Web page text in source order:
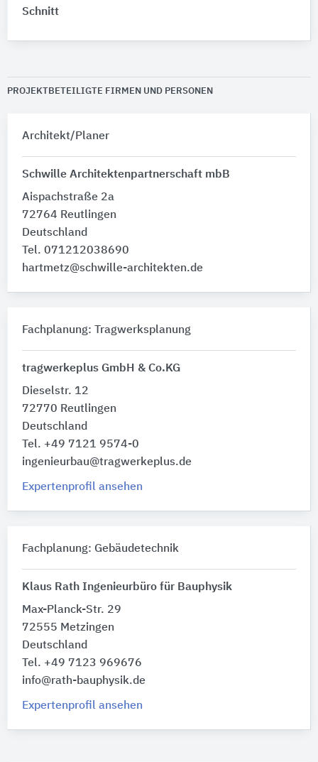
Schnitt
PROJEKTBETEILIGTE FIRMEN UND PERSONEN
Architekt/Planer
Schwille Architektenpartnerschaft mbB
Aispachstraße 2a
72764 Reutlingen
Deutschland
Tel. 071212038690
hartmetz@schwille-architekten.de
Fachplanung: Tragwerksplanung
tragwerkeplus GmbH & Co.KG
Dieselstr. 12
72770 Reutlingen
Deutschland
Tel. +49 7121 9574-0
ingenieurbau@tragwerkeplus.de
Expertenprofil ansehen
Fachplanung: Gebäudetechnik
Klaus Rath Ingenieurbüro für Bauphysik
Max-Planck-Str. 29
72555 Metzingen
Deutschland
Tel. +49 7123 969676
info@rath-bauphysik.de
Expertenprofil ansehen